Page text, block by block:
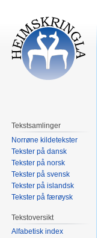
Tekstsamlinger
Norrøne kildetekster
Tekster på dansk
Tekster på norsk
Tekster på svensk
Tekster på islandsk
Tekster på færøysk
Tekstoversikt
Alfabetisk index